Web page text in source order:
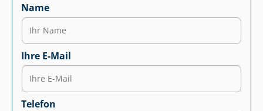
Name
Ihre E-Mail
Telefon